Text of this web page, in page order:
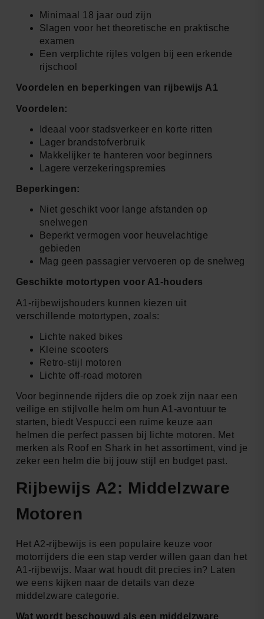
Minimaal 18 jaar oud zijn
Slagen voor het theoretische en praktische
examen
Een verplichte rijles volgen bij een erkende
rijschool
Voordelen en beperkingen van rijbewijs A1
Voordelen:
Ideaal voor stadsverkeer en korte ritten
Lager brandstofverbruik
Makkelijker te hanteren voor beginners
Lagere verzekeringspremies
Beperkingen:
Niet geschikt voor lange afstanden op
snelwegen
Beperkt vermogen voor heuvelachtige
gebieden
Mag geen passagier vervoeren op de snelweg
Geschikte motortypen voor A1-houders
A1-rijbewijshouders kunnen kiezen uit
verschillende motortypen, zoals:
Lichte naked bikes
Kleine scooters
Retro-stijl motoren
Lichte off-road motoren
Voor beginnende rijders die op zoek zijn naar een
veilige en stijlvolle helm om hun A1-avontuur te
starten, biedt Vespucci een ruime keuze aan
helmen die perfect passen bij lichte motoren. Met
merken als Roof en Shark in het assortiment, vind je
zeker een helm die bij jouw stijl en budget past.
Rijbewijs A2: Middelzware
Motoren
Het A2-rijbewijs is een populaire keuze voor
motorrijders die een stap verder willen gaan dan het
A1-rijbewijs. Maar wat houdt dit precies in? Laten
we eens kijken naar de details van deze
middelzware categorie.
Wat wordt beschouwd als een middelzware